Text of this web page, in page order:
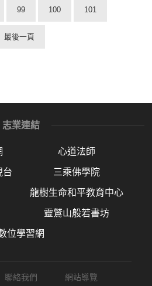
99 100 101
最後一頁
志業連結
心道法師
台 三乘佛學院
龍樹生命和平教育中心
靈鷲山般若書坊
位學習網
聯絡我們 網站導覽